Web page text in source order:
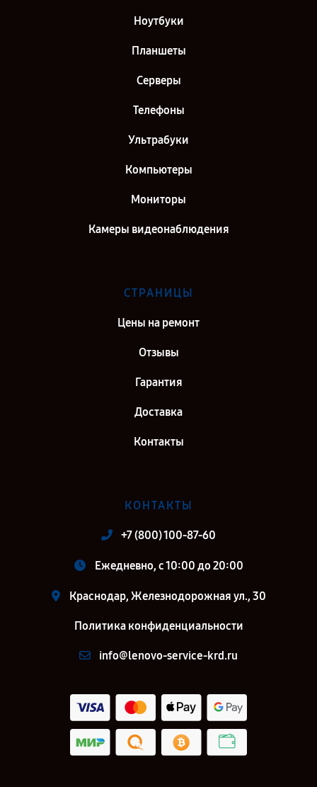
Ноутбуки
Планшеты
Серверы
Телефоны
Ультрабуки
Компьютеры
Мониторы
Камеры видеонаблюдения
СТРАНИЦЫ
Цены на ремонт
Отзывы
Гарантия
Доставка
Контакты
КОНТАКТЫ
+7 (800) 100-87-60
Ежедневно, с 10:00 до 20:00
Краснодар, Железнодорожная ул., 30
Политика конфиденциальности
info@lenovo-service-krd.ru